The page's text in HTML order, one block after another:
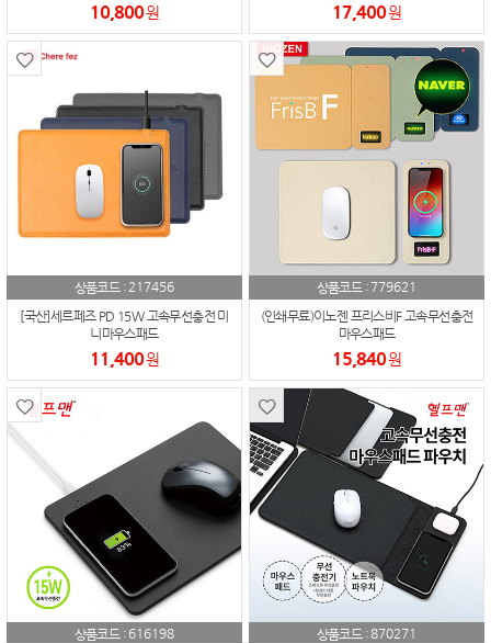
10,800원 17,400원
상품코드 :217456
[국산]세르페즈 PD 15W 고속무선충전 미
니마우스패드
11,400원
상품코드 : 779621
(인쇄무료)이노젠 프리스비F 고속무선충전
마우스패드
15,840원
상품코드 : 616198
상품코드 :870271